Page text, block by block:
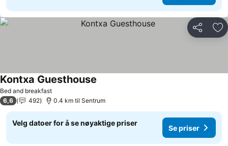
Del
Bed and breakfast
Kontxa Guesthouse
6,6 492 0.4 km til Sentrum
Velg datoer for å se nøyaktige priser
Se priser